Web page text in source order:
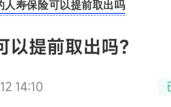
人寿保险可以提前取出吗